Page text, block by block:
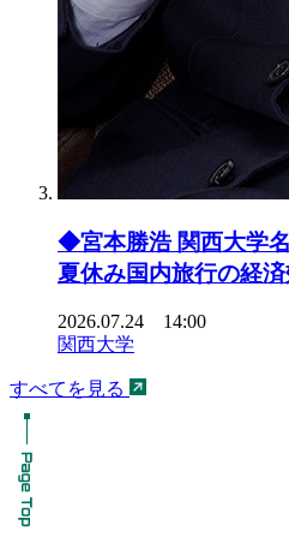
◆宮本勝浩 関西大学
夏休み国内旅行の経
2026.07.24 14:00
関西大学
すべてを見る